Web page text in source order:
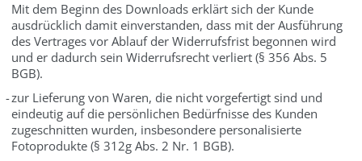
Mit dem Beginn des Downloads erklärt sich der Kunde
ausdrücklich damit einverstanden, dass mit der Ausführung
des Vertrages vor Ablauf der Widerrufsfrist begonnen wird
und er dadurch sein Widerrufsrecht verliert (§ 356 Abs. 5
BGB).
-zur Lieferung von Waren, die nicht vorgefertigt sind und
eindeutig auf die persönlichen Bedürfnisse des Kunden
zugeschnitten wurden, insbesondere personalisierte
Fotoprodukte (§ 312g Abs. 2 Nr. 1 BGB).